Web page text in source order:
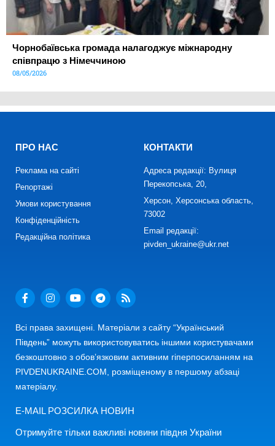
Чорнобаївська громада налагоджує міжнародну
співпрацю з Німеччиною
08/05/2026
ПРО НАС
Реклама на сайті
Репортажі
Умови користування
Конфіденційність
Редакційна політика
КОНТАКТИ
Адреса редакції: Вулиця
Перекопська, 20,
Херсон, Херсонська область,
73002
Email редакції:
pivden_ukraine@ukr.net
Всі права захищені. Матеріали з сайту “Український
Південь” можуть використовуватись іншими користувачами
безкоштовно з обов’язковим активним гіперпосиланням на
PIVDENUKRAINE.COM, розміщеному в першому абзаці
матеріалу.
E-MAIL РОЗСИЛКА НОВИН
Отримуйте тільки важливі новини півдня України